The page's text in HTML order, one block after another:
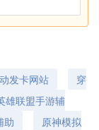
发卡网站
穿
雄联盟手游辅
助
原神模拟